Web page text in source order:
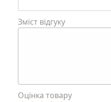
Зміст відгуку
Оцінка товару